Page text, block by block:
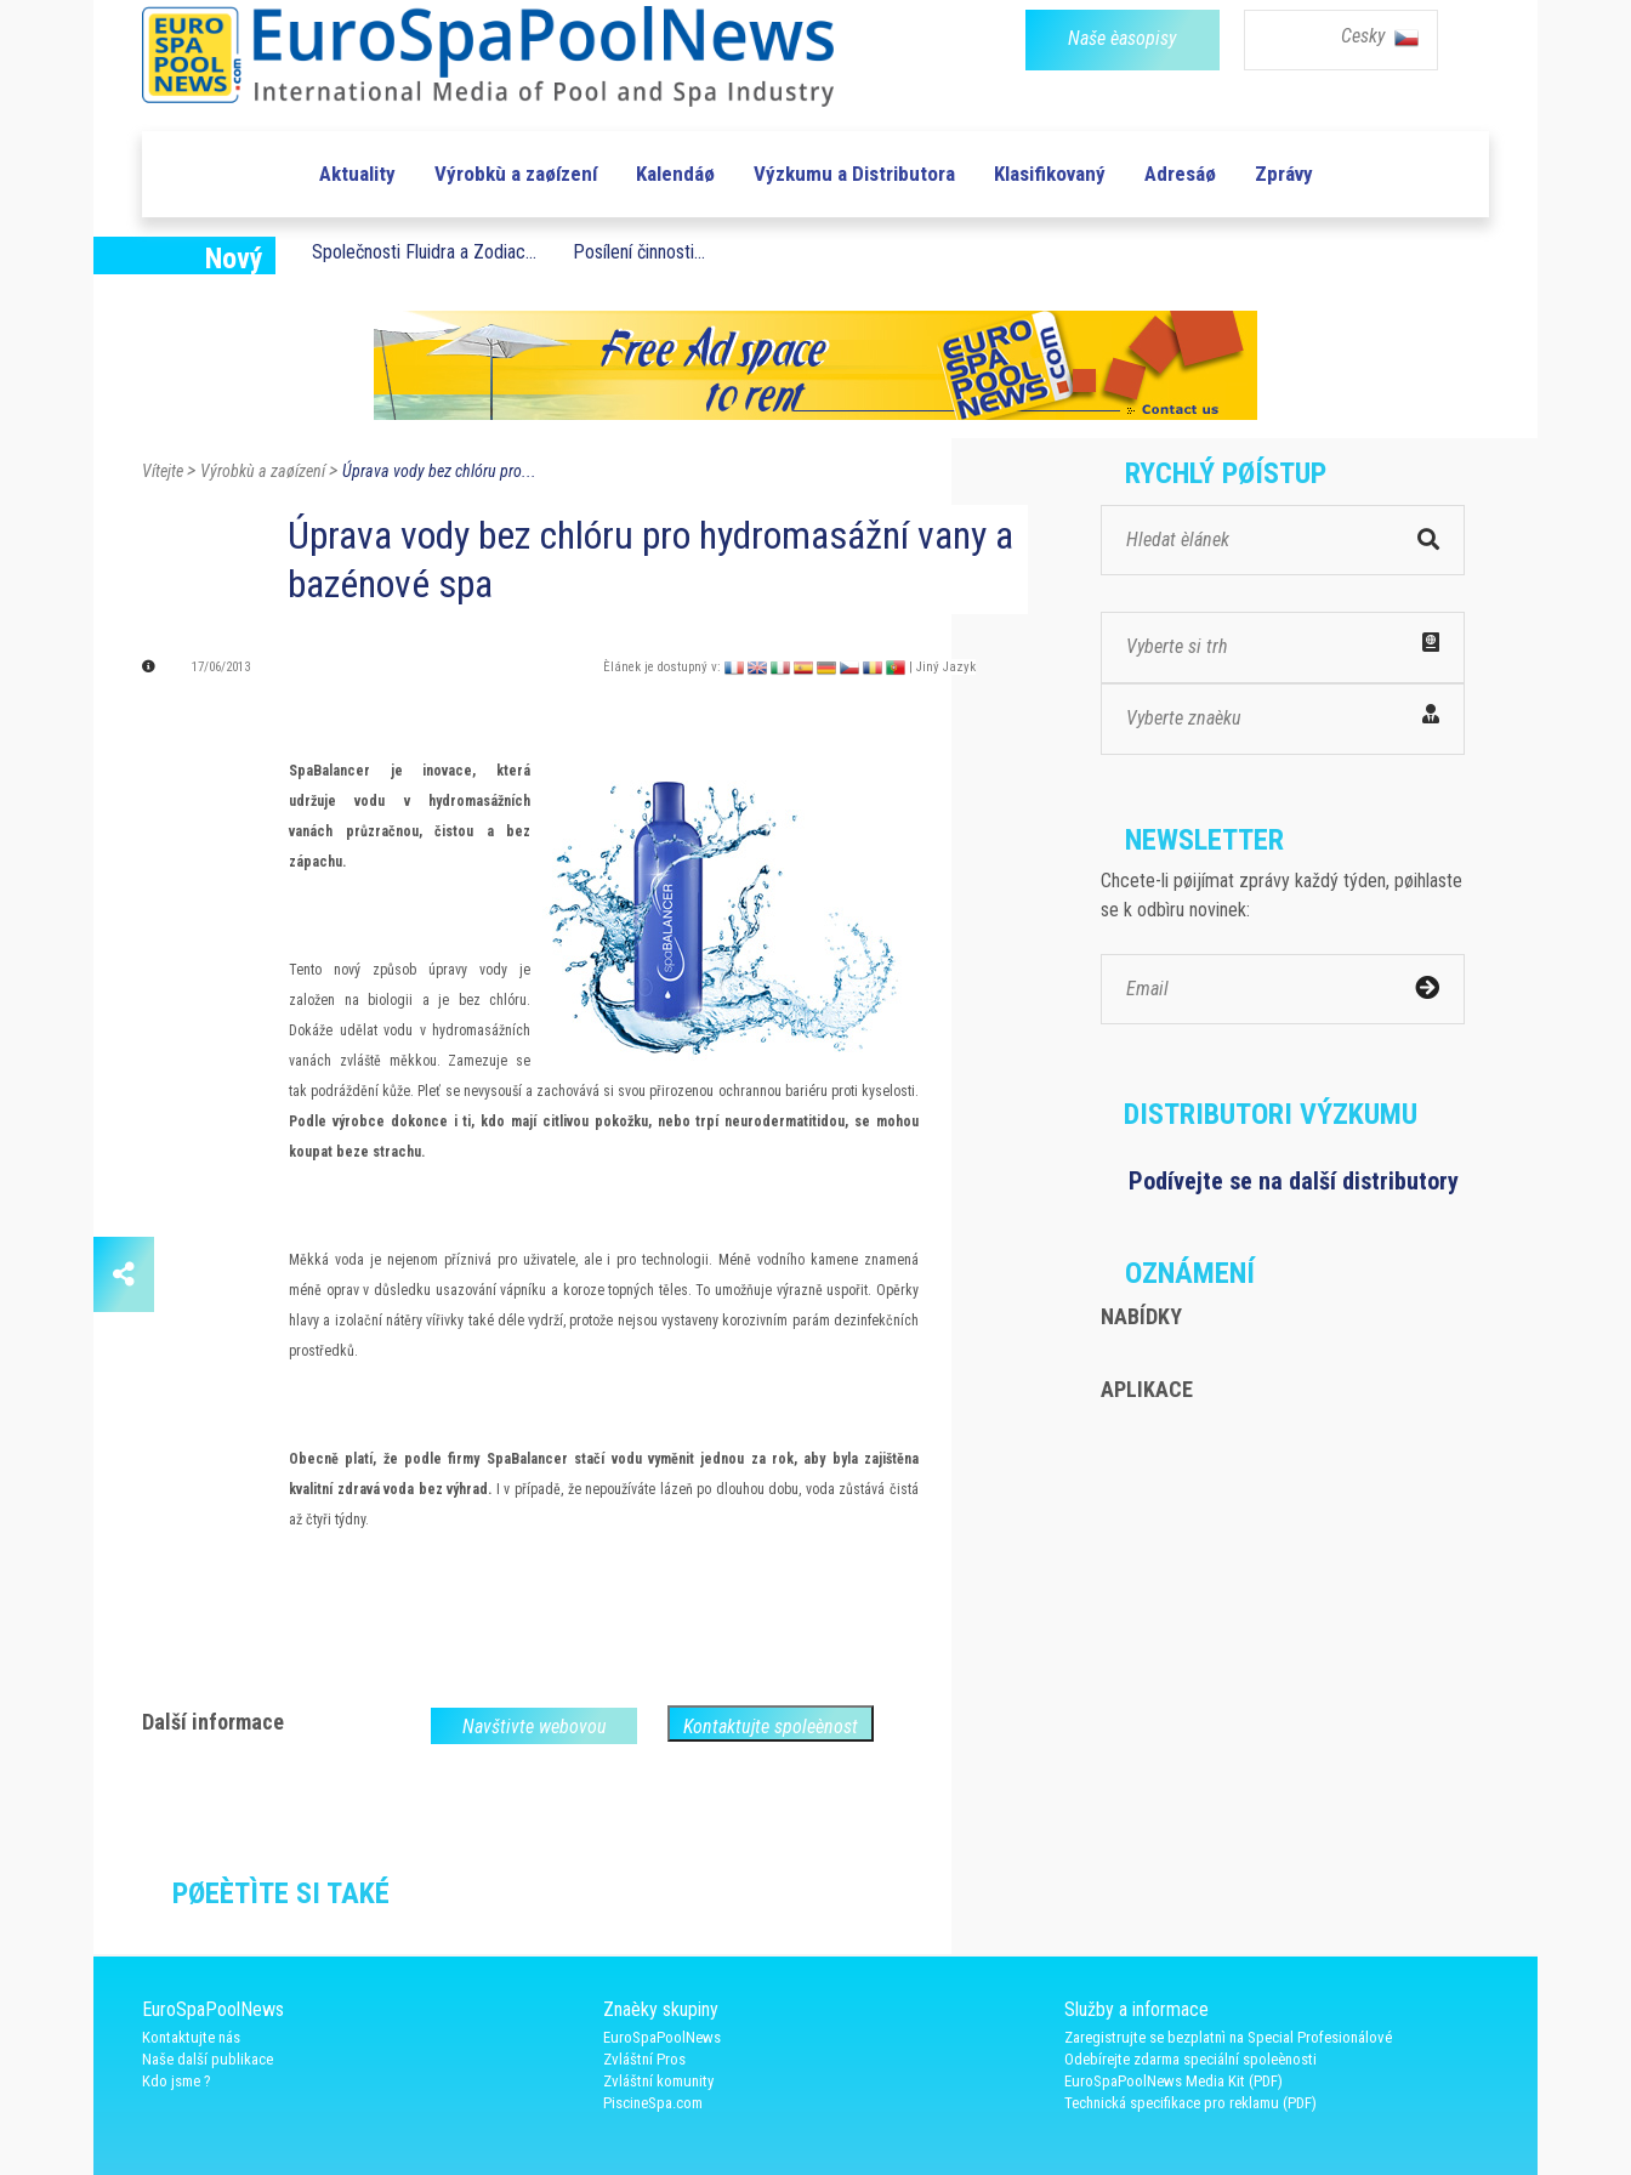
Naše èasopisy Cesky
Aktuality Výrobkù a zaøízení Kalendáø Výzkumu a Distributora Klasifikovaný Adresáø Zprávy
Nový Společnosti Fluidra a Zodiac... Posílení činnosti...
Vítejte> Výrobkù a zaøízení> Úprava vody bez chlóru pro...
Úprava vody bez chlóru pro hydromasážní vany a
bazénové spa
17/06/2013 Èlánek je dostupný v: | Jiný Jazyk
SpaBalancer je inovace, která
udržuje vodu v hydromasážních
vanách průzračnou, čistou a bez
zápachu.
Tento nový způsob úpravy vody je
založen na biologii a je bez chlóru.
Dokáže udělat vodu v hydromasážních
vanách zvláště měkkou. Zamezuje se
tak podráždění kůže. Pleť se nevysouší a zachovává si svou přirozenou ochrannou bariéru proti kyselosti.
Podle výrobce dokonce i ti, kdo mají citlivou pokožku, nebo trpí neurodermatitidou, se mohou
koupat beze strachu.
Měkká voda je nejenom příznivá pro uživatele, ale i pro technologii. Méně vodního kamene znamená
méně oprav v důsledku usazování vápníku a koroze topných těles. To umožňuje výrazně uspořit. Opěrky
hlavy a izolační nátěry vířivky také déle vydrží, protože nejsou vystaveny korozivním parám dezinfekčních
prostředků.
Obecně platí, že podle firmy SpaBalancer stačí vodu vyměnit jednou za rok, aby byla zajištěna
kvalitní zdravá voda bez výhrad. I v případě, že nepoužíváte lázeň po dlouhou dobu, voda zůstává čistá
až čtyři týdny.
Další informace Navštivte webovou Kontaktujte spoleènost
PØEÈTÌTE SI TAKÉ
RYCHLÝ PØÍSTUP
Vyberte si trh
Vyberte znaèku
NEWSLETTER
Chcete-li pøijímat zprávy každý týden, pøihlaste
se k odbìru novinek:
DISTRIBUTORI VÝZKUMU
Podívejte se na další distributory
OZNÁMENÍ
NABÍDKY
APLIKACE
EuroSpaPoolNews
Kontaktujte nás
Naše další publikace
Kdo jsme ?
Znaèky skupiny
EuroSpaPoolNews
Zvláštní Pros
Zvláštní komunity
PiscineSpa.com
Služby a informace
Zaregistrujte se bezplatnì na Special Profesionálové
Odebírejte zdarma speciální spoleènosti
EuroSpaPoolNews Media Kit (PDF)
Technická specifikace pro reklamu (PDF)